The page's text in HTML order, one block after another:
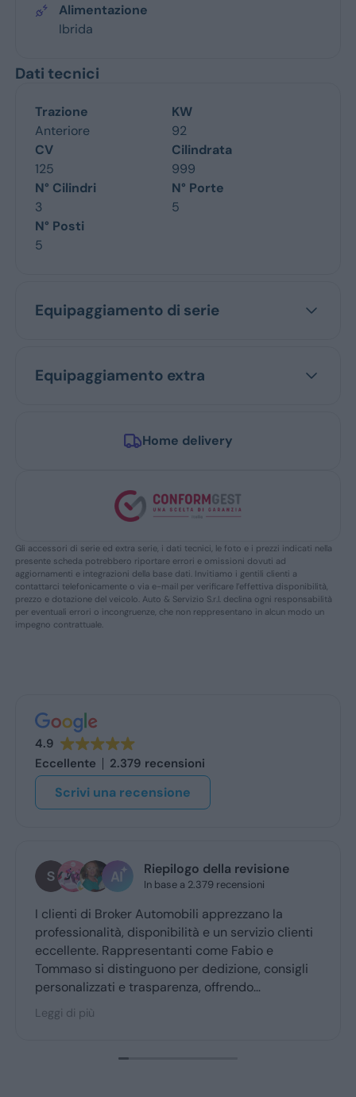
Alimentazione
Ibrida
Dati tecnici
Trazione
Anteriore
KW
92
CV
125
Cilindrata
999
N° Cilindri
3
N° Porte
5
N° Posti
5
Equipaggiamento di serie
Equipaggiamento extra
Home delivery
Gli accessori di serie ed extra serie, i dati tecnici, le foto e i prezzi indicati nella
presente scheda potrebbero riportare errori e omissioni dovuti ad
aggiornamenti e integrazioni della base dati. Invitiamo i gentili clienti a
contattarci telefonicamente o via e-mail per verificare l’effettiva disponibilità,
prezzo e dotazione del veicolo. Auto & Servizio S.r.l. declina ogni responsabilità
per eventuali errori o incongruenze, che non reppresentano in alcun modo un
impegno contrattuale.
4.9
Eccellente
2.379 recensioni
Scrivi una recensione
Riepilogo della revisione
In base a 2.379 recensioni
I clienti di Broker Automobili apprezzano la
professionalità, disponibilità e un servizio clienti
eccellente. Rappresentanti come Fabio e
Tommaso si distinguono per dedizione, consigli
personalizzati e trasparenza, offrendo
un’esperienza d’acquisto accogliente. Broker
Automobili è molto consigliato dai clienti fedeli,
Leggi di più